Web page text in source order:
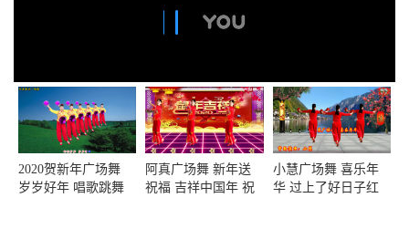
2020贺新年广场舞
岁岁好年 唱歌跳舞
阿真广场舞 新年送
祝福 吉祥中国年 祝
小慧广场舞 喜乐年
华 过上了好日子红